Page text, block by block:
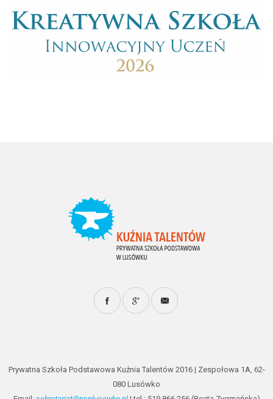
Prywatna Szkoła Podstawowa Kuźnia Talentów 2016 | Zespołowa 1A, 62-
080 Lusówko